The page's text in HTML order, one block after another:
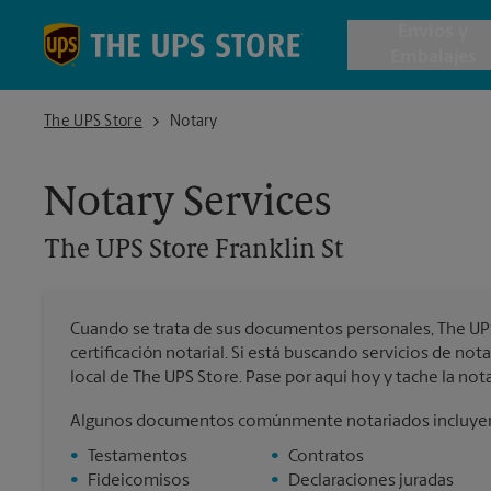
Envío
The UPS Store
The UPS Store Franklin St
Notary
Notary Services
The UPS Store Franklin St
Cuando se trata de sus documentos personales, The
certificación notarial. Si está buscando servicios de
local de The UPS Store. Pase por aquí hoy y tache la
Algunos documentos comúnmente notariados
•
Testamentos
•
Fideicomisos
• Contratos
•
Declaraciones juradas